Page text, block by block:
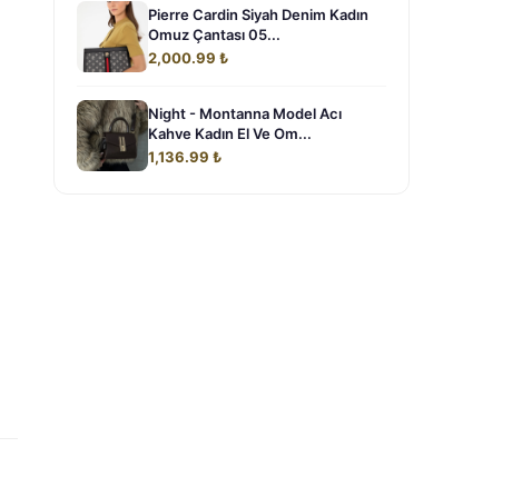
Pierre Cardin Siyah Denim Kadın
Omuz Çantası 05...
2,000.99 ₺
Night - Montanna Model Acı
Kahve Kadın El Ve Om...
1,136.99 ₺